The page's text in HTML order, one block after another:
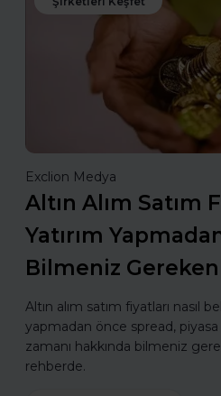
Exclion Medya
Altın Alım Satım
Yatırım
Bilmeniz
Altın alım satım fiyatları nasıl
yapmadan önce spread,
zamanı hakkında bilmeniz
rehberde.